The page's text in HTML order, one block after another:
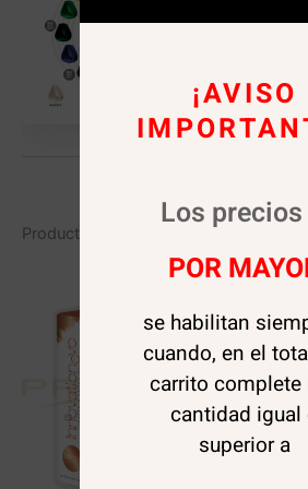
Productos relacionados
¡AVISO
Los precios
POR
se habilitan
cuando, en el
carrito complete
cantidad igual
superior a